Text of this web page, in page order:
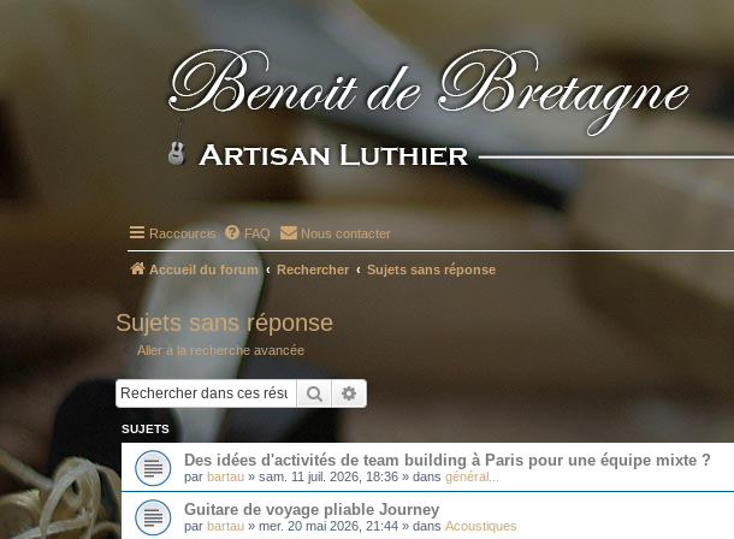
Raccourcis FAQ Nous contacter
Accueil du forum Rechercher Sujets sans réponse
Sujets sans réponse
Aller à la recherche avancée
Rechercher
SUJETS
Des idées d'activités de team building à Paris pour une équipe mixte ?
par bartau » sam. 11 juil. 2026, 18:36 » dans général...
Guitare de voyage pliable Journey
par bartau » mer. 20 mai 2026, 21:44 » dans Acoustiques